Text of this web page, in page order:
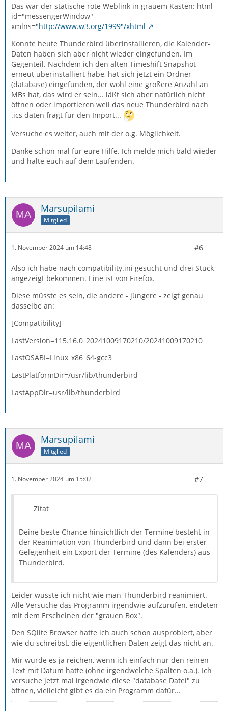
Das war der statische rote Weblink in grauem Kasten: html
id="messengerWindow"
xmlns="http://www.w3.org/1999"/xhtml
-
Konnte heute Thunderbird überinstallieren, die Kalender-
Daten haben sich aber nicht wieder eingefunden. Im
Gegenteil. Nachdem ich den alten Timeshift Snapshot
erneut überinstalliert habe, hat sich jetzt ein Ordner
(database) eingefunden, der wohl eine größere Anzahl an
MBs hat, das wird er sein... läßt sich aber natürlich nicht
öffnen oder importieren weil das neue Thunderbird nach
.ics daten fragt für den Import...
Versuche es weiter, auch mit der o.g. Möglichkeit.
Danke schon mal für eure Hilfe. Ich melde mich bald wieder
und halte euch auf dem Laufenden.
Marsupilami
Mitglied
1. November 2024 um 14:48 #6
Also ich habe nach compatibility.ini gesucht und drei Stück
angezeigt bekommen. Eine ist von Firefox.
Diese müsste es sein, die andere - jüngere - zeigt genau
dasselbe an:
[Compatibility]
LastVersion=115.16.0_20241009170210/20241009170210
LastOSABI=Linux_x86_64-gcc3
LastPlatformDir=/usr/lib/thunderbird
LastAppDir=usr/lib/thunderbird
Marsupilami
Mitglied
1. November 2024 um 15:02 #7
Zitat
Deine beste Chance hinsichtlich der Termine besteht in
der Reanimation von Thunderbird und dann bei erster
Gelegenheit ein Export der Termine (des Kalenders) aus
Thunderbird.
Leider wusste ich nicht wie man Thunderbird reanimiert.
Alle Versuche das Programm irgendwie aufzurufen, endeten
mit dem Erscheinen der "grauen Box".
Den SQlite Browser hatte ich auch schon ausprobiert, aber
wie du schreibst, die eigentlichen Daten zeigt das nicht an.
Mir würde es ja reichen, wenn ich einfach nur den reinen
Text mit Datum hätte (ohne irgendwelche Spalten o.ä.). Ich
versuche jetzt mal irgendwie diese "database Datei" zu
öffnen, vielleicht gibt es da ein Programm dafür...